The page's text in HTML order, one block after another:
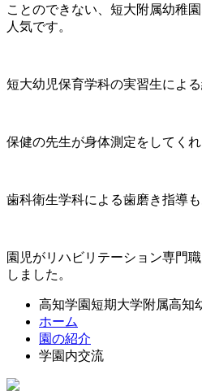
ことのできない、短大附属幼稚
人気です。
短大幼児保育学科の実習生によ
保健の先生が身体測定をしてくれ
歯科衛生学科による歯磨き指導も
園児がリハビリテーション専門
しました。
高知学園短期大学附属高知
ホーム
園の紹介
学園内交流